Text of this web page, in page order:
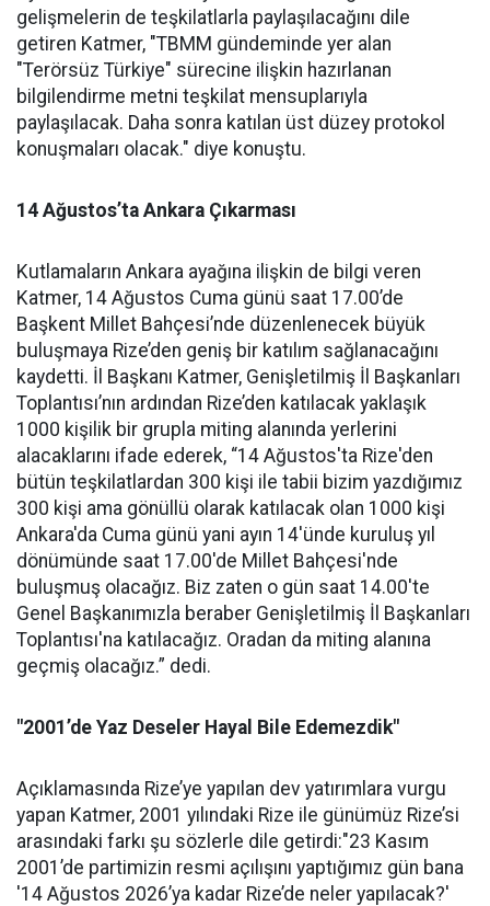
gelişmelerin de teşkilatlarla paylaşılacağını dile
getiren Katmer, "TBMM gündeminde yer alan
"Terörsüz Türkiye" sürecine ilişkin hazırlanan
bilgilendirme metni teşkilat mensuplarıyla
paylaşılacak. Daha sonra katılan üst düzey protokol
konuşmaları olacak." diye konuştu.
14 Ağustos’ta Ankara Çıkarması
Kutlamaların Ankara ayağına ilişkin de bilgi veren
Katmer, 14 Ağustos Cuma günü saat 17.00’de
Başkent Millet Bahçesi’nde düzenlenecek büyük
buluşmaya Rize’den geniş bir katılım sağlanacağını
kaydetti. İl Başkanı Katmer, Genişletilmiş İl Başkanları
Toplantısı’nın ardından Rize’den katılacak yaklaşık
1000 kişilik bir grupla miting alanında yerlerini
alacaklarını ifade ederek, “14 Ağustos'ta Rize'den
bütün teşkilatlardan 300 kişi ile tabii bizim yazdığımız
300 kişi ama gönüllü olarak katılacak olan 1000 kişi
Ankara'da Cuma günü yani ayın 14'ünde kuruluş yıl
dönümünde saat 17.00'de Millet Bahçesi'nde
buluşmuş olacağız. Biz zaten o gün saat 14.00'te
Genel Başkanımızla beraber Genişletilmiş İl Başkanları
Toplantısı'na katılacağız. Oradan da miting alanına
geçmiş olacağız.” dedi.
"2001’de Yaz Deseler Hayal Bile Edemezdik"
Açıklamasında Rize’ye yapılan dev yatırımlara vurgu
yapan Katmer, 2001 yılındaki Rize ile günümüz Rize’si
arasındaki farkı şu sözlerle dile getirdi:"23 Kasım
2001’de partimizin resmi açılışını yaptığımız gün bana
'14 Ağustos 2026’ya kadar Rize’de neler yapılacak?'